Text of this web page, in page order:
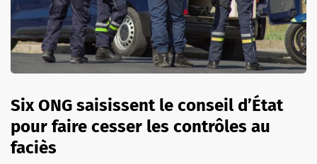
Six ONG saisissent le conseil d’État
pour faire cesser les contrôles au
faciès